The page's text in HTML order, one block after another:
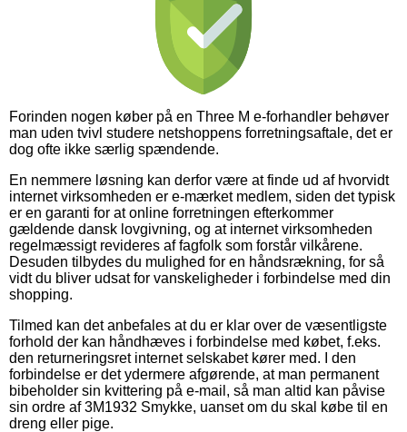
Forinden nogen køber på en Three M e-forhandler behøver
man uden tvivl studere netshoppens forretningsaftale, det er
dog ofte ikke særlig spændende.
En nemmere løsning kan derfor være at finde ud af hvorvidt
internet virksomheden er e-mærket medlem, siden det typisk
er en garanti for at online forretningen efterkommer
gældende dansk lovgivning, og at internet virksomheden
regelmæssigt revideres af fagfolk som forstår vilkårene.
Desuden tilbydes du mulighed for en håndsrækning, for så
vidt du bliver udsat for vanskeligheder i forbindelse med din
shopping.
Tilmed kan det anbefales at du er klar over de væsentligste
forhold der kan håndhæves i forbindelse med købet, f.eks.
den returneringsret internet selskabet kører med. I den
forbindelse er det ydermere afgørende, at man permanent
bibeholder sin kvittering på e-mail, så man altid kan påvise
sin ordre af 3M1932 Smykke, uanset om du skal købe til en
dreng eller pige.